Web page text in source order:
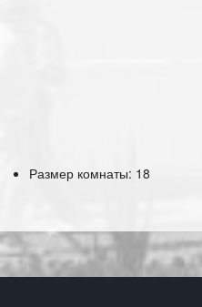
Размер комнаты: 18